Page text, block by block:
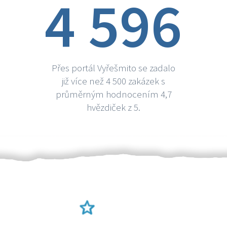
4 596
Přes portál Vyřešmito se zadalo
již více než 4 500 zakázek s
průměrným hodnocením 4,7
hvězdiček z 5.